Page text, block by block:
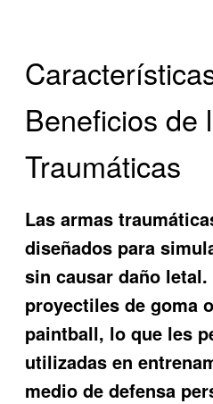
Beneficios de
Traumáticas
Las armas
diseñados para
sin causar daño
proyectiles de goma
paintball, lo que les
utilizadas en
medio de defensa